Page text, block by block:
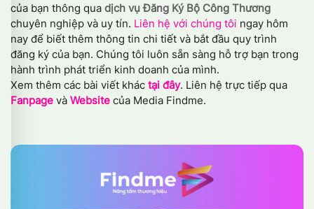
của bạn thông qua dịch vụ Đăng Ký Bộ Công Thương
chuyên nghiệp và uy tín. Liên hệ với chúng tôi ngay hôm
nay để biết thêm thông tin chi tiết và bắt đầu quy trình
đăng ký của bạn. Chúng tôi luôn sẵn sàng hỗ trợ bạn trong
hành trình phát triển kinh doanh của mình.
Xem thêm các bài viết khác tại đây. Liên hệ trực tiếp qua
Fanpage và Website của Media Findme.